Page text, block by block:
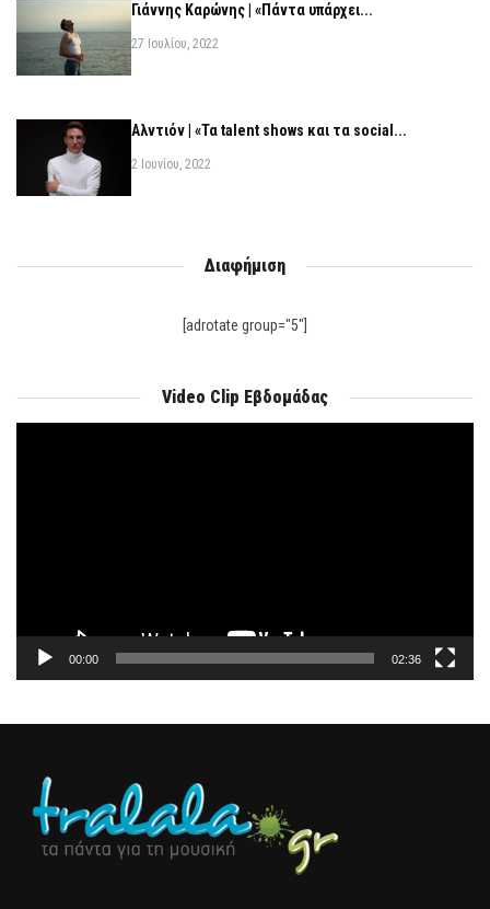
Γιάννης Καρώνης | «Πάντα υπάρχει...
27 Ιουλίου, 2022
Αλντιόν | «Τα talent shows και τα social...
2 Ιουνίου, 2022
Διαφήμιση
[adrotate group="5"]
Video Clip Εβδομάδας
00:00 02:36